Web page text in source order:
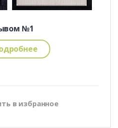
№1
в избранное